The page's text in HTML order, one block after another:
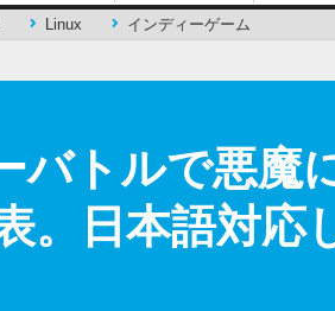
Linux インディーゲーム
バトルで悪魔
。日本語対応